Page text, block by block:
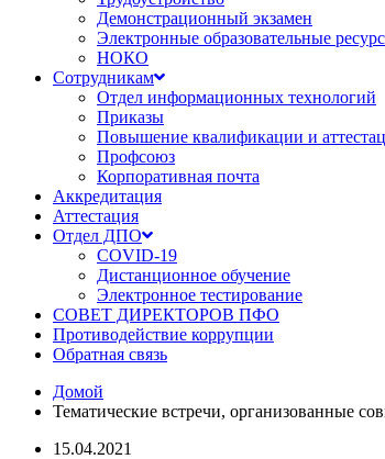
Демонстрационный экзамен
Электронные образовательные
НОКО
Сотрудникам
Отдел информационных технологий
Приказы
Повышение квалификации и
Профсоюз
Корпоративная почта
Аккредитация
Аттестация
Отдел ДПО
COVID-19
Дистанционное обучение
Электронное тестирование
СОВЕТ ДИРЕКТОРОВ ПФО
Противодействие коррупции
Обратная связь
Домой
Тематические встречи, организованные
15.04.2021